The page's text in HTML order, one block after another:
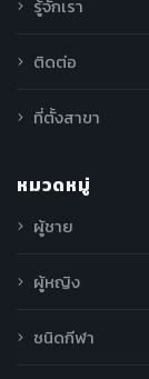
รู้จักเรา
ติดต่อ
ที่ตั้งสาขา
หมวดหมู่
ผู้ชาย
ผู้หญิง
ชนิดกีฬา